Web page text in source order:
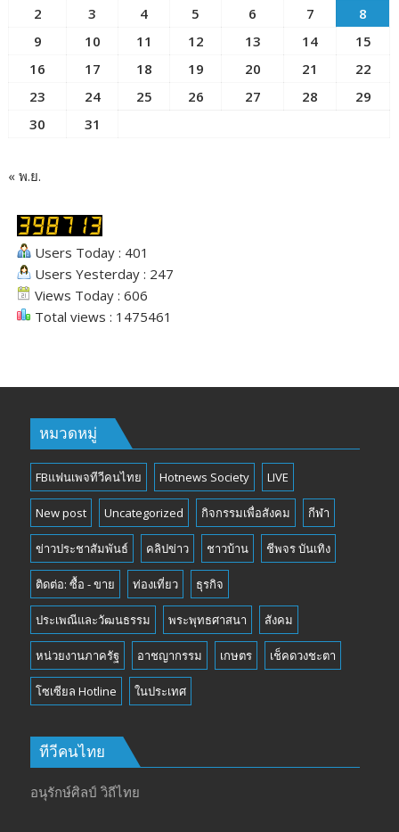
2
3 4 5 6 7
8
9
10 11 12 13 14
15
16
17 18 19 20 21
22
23
24 25 26 27 28
29
30
31
« พ.ย.
Users Today : 401
Users Yesterday : 247
Views Today : 606
Total views : 1475461
หมวดหมู่
FBแฟนเพจทีวีคนไทย Hotnews Society LIVE
New post Uncategorized กิจกรรมเพื่อสังคม กีฬา
ข่าวประชาสัมพันธ์ คลิปข่าว ชาวบ้าน ชีพจร บันเทิง
ติดต่อ: ซื้อ - ขาย ท่องเที่ยว ธุรกิจ
ประเพณีและวัฒนธรรม พระพุทธศาสนา สังคม
หน่วยงานภาครัฐ อาชญากรรม เกษตร เช็คดวงชะตา
โซเซียล Hotline ในประเทศ
ทีวีคนไทย
อนุรักษ์ศิลป์ วิถีไทย